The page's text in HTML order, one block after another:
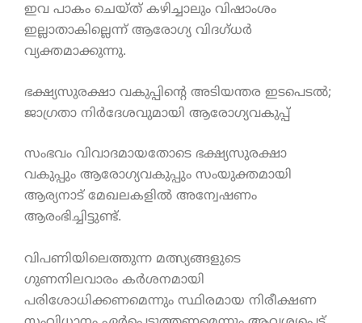
ഇവ പാകം ചെയ്ത് കഴിച്ചാലും വിഷാംശം
ഇല്ലാതാകില്ലെന്ന് ആരോഗ്യ വിദഗ്ധർ
വ്യക്തമാക്കുന്നു.
ഭക്ഷ്യസുരക്ഷാ വകുപ്പിന്റെ അടിയന്തര ഇടപെടൽ;
ജാഗ്രതാ നിർദേശവുമായി ആരോഗ്യവകുപ്പ്
സംഭവം വിവാദമായതോടെ ഭക്ഷ്യസുരക്ഷാ
വകുപ്പും ആരോഗ്യവകുപ്പും സംയുക്തമായി
ആര്യനാട് മേഖലകളിൽ അന്വേഷണം
ആരംഭിച്ചിട്ടുണ്ട്.
വിപണിയിലെത്തുന്ന മത്സ്യങ്ങളുടെ
ഗുണനിലവാരം കർശനമായി
പരിശോധിക്കണമെന്നും സ്ഥിരമായ നിരീക്ഷണ